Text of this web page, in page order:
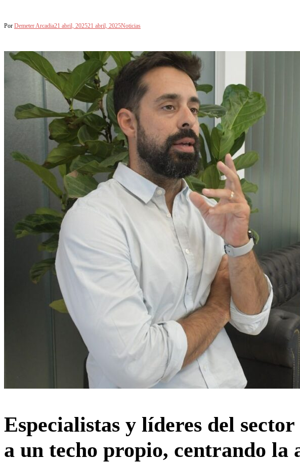
Por Demeter Arcadia21 abril, 202521 abril, 2025Noticias
Especialistas y líderes del
a un techo propio, centrando la